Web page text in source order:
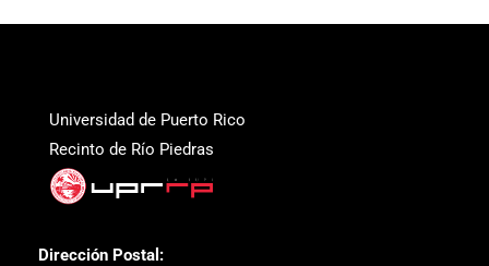
Universidad de Puerto Rico
Recinto de Río Piedras
Dirección Postal: